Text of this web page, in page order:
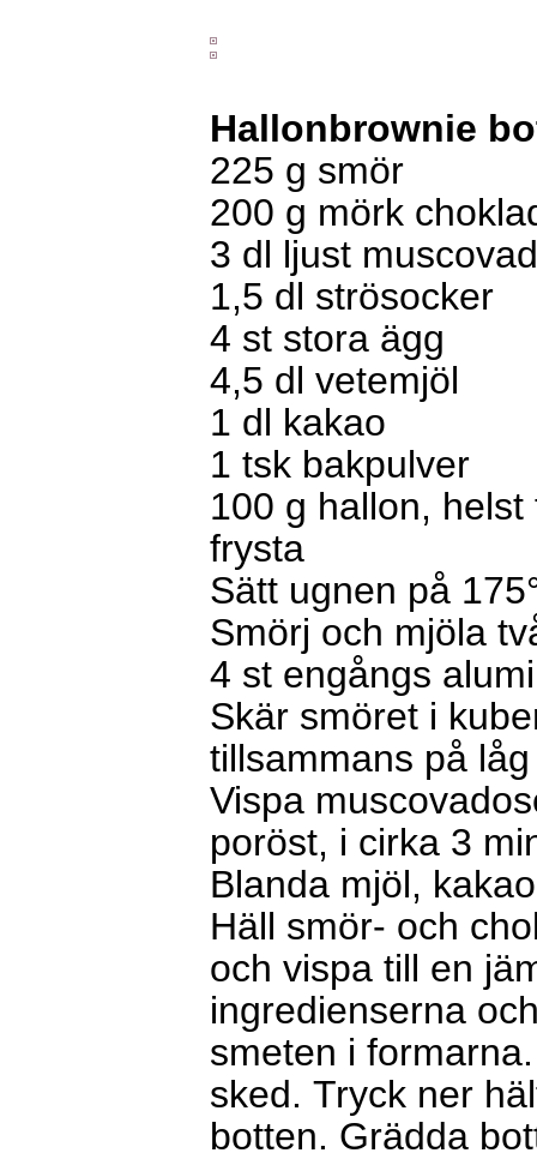
Hallonbrownie
225 g smör
200 g mörk
3 dl ljust
1,5 dl strösocker
4 st stora ägg
4,5 dl vetemjöl
1 dl kakao
1 tsk bakpulver
100 g hallon,
frysta
Sätt ugnen på
Smörj och mjöla
4 st engångs
Skär smöret i
tillsammans på
Vispa
poröst, i cirka 3
Blanda mjöl,
Häll smör- och
och vispa till en
ingredienserna
smeten i
sked. Tryck ner
botten. Grädda